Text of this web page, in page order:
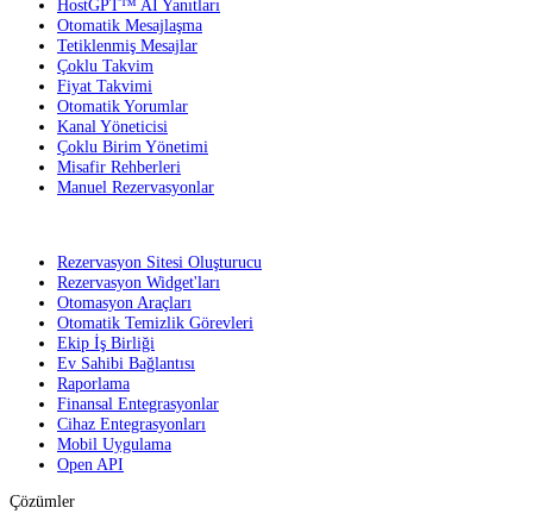
HostGPT™ AI Yanıtları
Otomatik Mesajlaşma
Tetiklenmiş Mesajlar
Çoklu Takvim
Fiyat Takvimi
Otomatik Yorumlar
Kanal Yöneticisi
Çoklu Birim Yönetimi
Misafir Rehberleri
Manuel Rezervasyonlar
Rezervasyon Sitesi Oluşturucu
Rezervasyon Widget'ları
Otomasyon Araçları
Otomatik Temizlik Görevleri
Ekip İş Birliği
Ev Sahibi Bağlantısı
Raporlama
Finansal Entegrasyonlar
Cihaz Entegrasyonları
Mobil Uygulama
Open API
Çözümler